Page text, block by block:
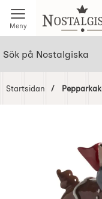
Meny
Startsidan